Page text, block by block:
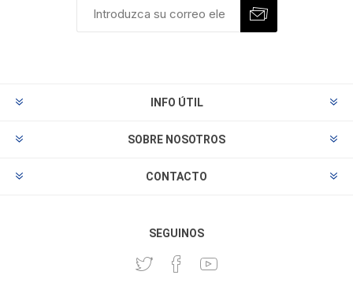
INFO ÚTIL
SOBRE NOSOTROS
CONTACTO
SEGUINOS